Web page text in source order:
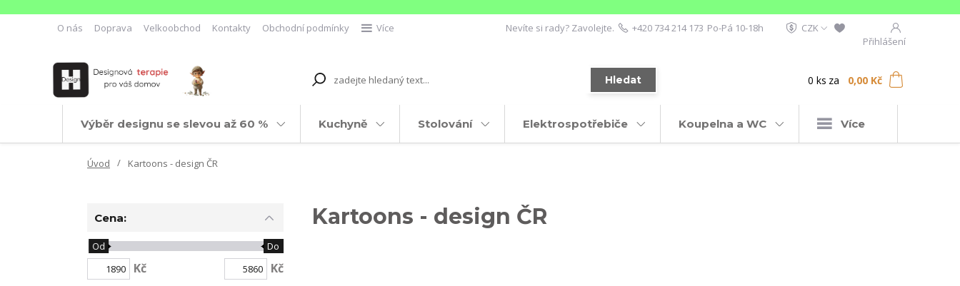
O nás Doprava Velkoobchod Kontakty Obchodní podmínky Více
CZK
Přihlášení
Hledat
Nevíte si rady? Zavolejte. +420 734 214 173 Po-Pá 10-18h
0 ks za 0,00 Kč
Výběr designu se slevou až 60 % Kuchyně Stolování Elektrospotřebiče Koupelna a WC Více
Úvod Kartoons - design ČR
Kartoons - design ČR
Cena:
Kč
Od Do
Kč